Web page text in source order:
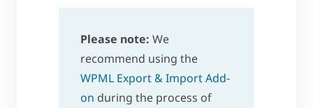
Please note: We
recommend using the
WPML Export & Import Add-
on during the process of